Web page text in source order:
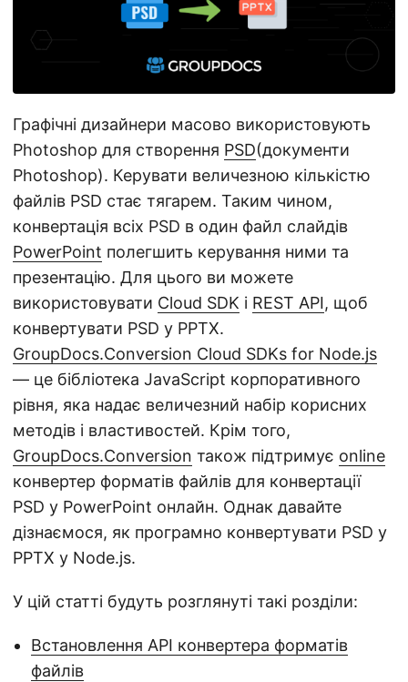
Графічні дизайнери масово використовують
Photoshop для створення PSD(документи
Photoshop). Керувати величезною кількістю
файлів PSD стає тягарем. Таким чином,
конвертація всіх PSD в один файл слайдів
PowerPoint полегшить керування ними та
презентацію. Для цього ви можете
використовувати Cloud SDK і REST API, щоб
конвертувати PSD у PPTX.
GroupDocs.Conversion Cloud SDKs for Node.js
— це бібліотека JavaScript корпоративного
рівня, яка надає величезний набір корисних
методів і властивостей. Крім того,
GroupDocs.Conversion також підтримує online
конвертер форматів файлів для конвертації
PSD у PowerPoint онлайн. Однак давайте
дізнаємося, як програмно конвертувати PSD у
PPTX у Node.js.
У цій статті будуть розглянуті такі розділи:
Встановлення API конвертера форматів
файлів